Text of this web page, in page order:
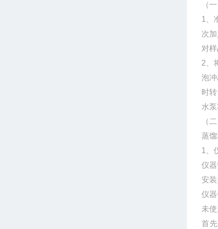
（
1、
次
对
2、
泡
时
水
（
蒸
1、
仪
安
仪
未
首